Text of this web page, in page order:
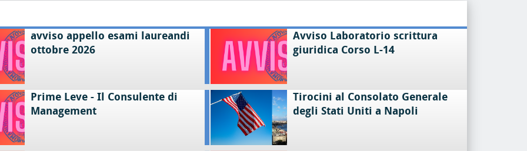
avviso appello esami laureandi
ottobre 2026
Avviso Laboratorio scrittura
giuridica Corso L-14
Prime Leve - Il Consulente di
Management
Tirocini al Consolato Generale
degli Stati Uniti a Napoli